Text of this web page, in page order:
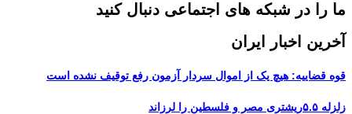
ما را در شبکه های اجتماعی دنبال کنید
آخرین اخبار ایران
قوه قضاییه: هیچ یک از اموال سردار آزمون رفع توقیف نشده است
زلزله ۵.۵ریشتری مصر و فلسطین را لرزاند